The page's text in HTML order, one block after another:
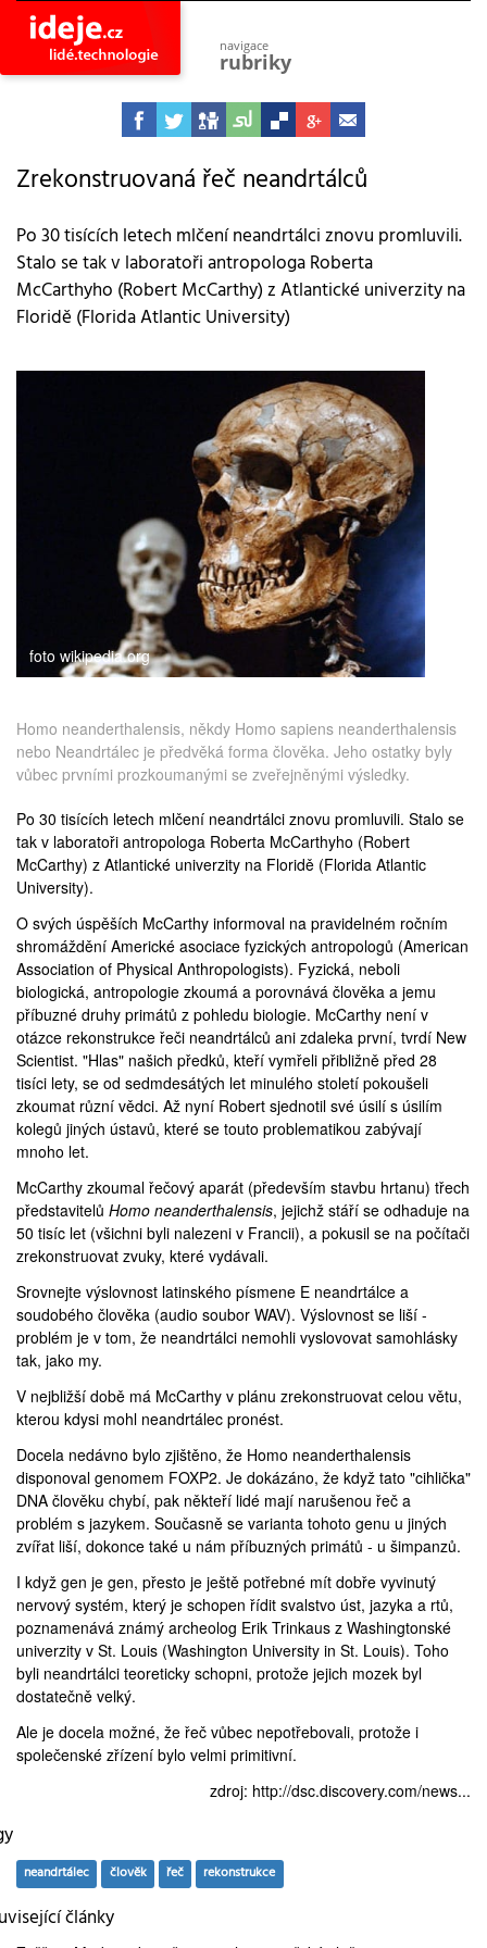
navigace
rubriky
astro
vesmír
projekty
společnost
objevy
vynálezy
planeta
přiroda
pokrok
technologie
tajemství
firmy
zdraví
medicína
Zrekonstruovaná řeč neandrtálců
Po 30 tisících letech mlčení neandrtálci znovu promluvili.
Stalo se tak v laboratoři antropologa Roberta
McCarthyho (Robert McCarthy) z Atlantické univerzity na
Floridě (Florida Atlantic University)
foto wikipedia.org
Homo neanderthalensis, někdy Homo sapiens neanderthalensis
nebo Neandrtálec je předvěká forma člověka. Jeho ostatky byly
vůbec prvními prozkoumanými se zveřejněnými výsledky.
Po 30 tisících letech mlčení neandrtálci znovu promluvili. Stalo se
tak v laboratoři antropologa Roberta McCarthyho (Robert
McCarthy) z Atlantické univerzity na Floridě (Florida Atlantic
University).
O svých úspěších McCarthy informoval na pravidelném ročním
shromáždění Americké asociace fyzických antropologů (American
Association of Physical Anthropologists). Fyzická, neboli
biologická, antropologie zkoumá a porovnává člověka a jemu
příbuzné druhy primátů z pohledu biologie. McCarthy není v
otázce rekonstrukce řeči neandrtálců ani zdaleka první, tvrdí New
Scientist. "Hlas" našich předků, kteří vymřeli přibližně před 28
tisíci lety, se od sedmdesátých let minulého století pokoušeli
zkoumat různí vědci. Až nyní Robert sjednotil své úsilí s úsilím
kolegů jiných ústavů, které se touto problematikou zabývají
mnoho let.
McCarthy zkoumal řečový aparát (především stavbu hrtanu) třech
představitelů Homo neanderthalensis, jejichž stáří se odhaduje na
50 tisíc let (všichni byli nalezeni v Francii), a pokusil se na počítači
zrekonstruovat zvuky, které vydávali.
Srovnejte výslovnost latinského písmene E neandrtálce a
soudobého člověka (audio soubor WAV). Výslovnost se liší -
problém je v tom, že neandrtálci nemohli vyslovovat samohlásky
tak, jako my.
V nejbližší době má McCarthy v plánu zrekonstruovat celou větu,
kterou kdysi mohl neandrtálec pronést.
Docela nedávno bylo zjištěno, že Homo neanderthalensis
disponoval genomem FOXP2. Je dokázáno, že když tato "cihlička"
DNA člověku chybí, pak někteří lidé mají narušenou řeč a
problém s jazykem. Současně se varianta tohoto genu u jiných
zvířat liší, dokonce také u nám příbuzných primátů - u šimpanzů.
I když gen je gen, přesto je ještě potřebné mít dobře vyvinutý
nervový systém, který je schopen řídit svalstvo úst, jazyka a rtů,
poznamenává známý archeolog Erik Trinkaus z Washingtonské
univerzity v St. Louis (Washington University in St. Louis). Toho
byli neandrtálci teoreticky schopni, protože jejich mozek byl
dostatečně velký.
Ale je docela možné, že řeč vůbec nepotřebovali, protože i
společenské zřízení bylo velmi primitivní.
zdroj: http://dsc.discovery.com/news...
neandrtálec člověk řeč rekonstrukce
články